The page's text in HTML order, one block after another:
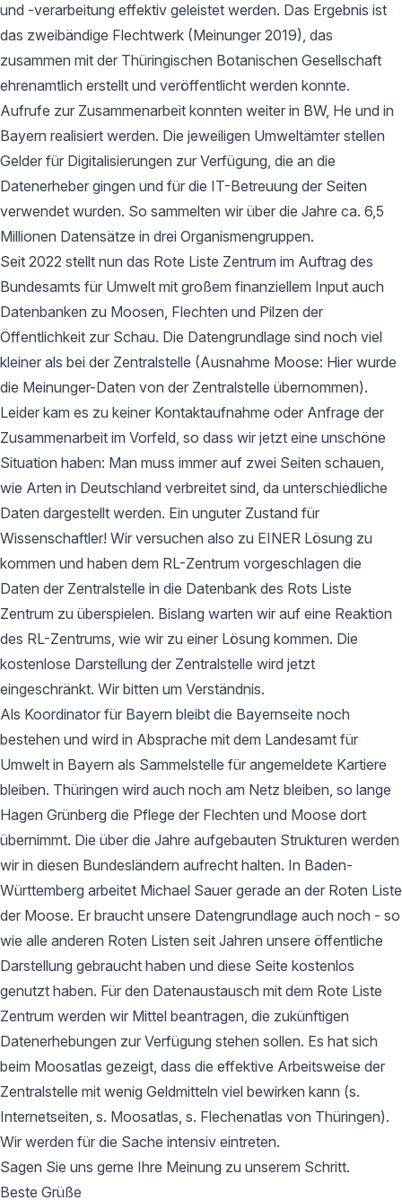
und -verarbeitung effektiv geleistet werden. Das Ergebnis ist
das zweibändige Flechtwerk (Meinunger 2019), das
zusammen mit der Thüringischen Botanischen Gesellschaft
ehrenamtlich erstellt und veröffentlicht werden konnte.
Aufrufe zur Zusammenarbeit konnten weiter in BW, He und in
Bayern realisiert werden. Die jeweiligen Umweltämter stellen
Gelder für Digitalisierungen zur Verfügung, die an die
Datenerheber gingen und für die IT-Betreuung der Seiten
verwendet wurden. So sammelten wir über die Jahre ca. 6,5
Millionen Datensätze in drei Organismengruppen.
Seit 2022 stellt nun das Rote Liste Zentrum im Auftrag des
Bundesamts für Umwelt mit großem finanziellem Input auch
Datenbanken zu Moosen, Flechten und Pilzen der
Öffentlichkeit zur Schau. Die Datengrundlage sind noch viel
kleiner als bei der Zentralstelle (Ausnahme Moose: Hier wurde
die Meinunger-Daten von der Zentralstelle übernommen).
Leider kam es zu keiner Kontaktaufnahme oder Anfrage der
Zusammenarbeit im Vorfeld, so dass wir jetzt eine unschöne
Situation haben: Man muss immer auf zwei Seiten schauen,
wie Arten in Deutschland verbreitet sind, da unterschiedliche
Daten dargestellt werden. Ein unguter Zustand für
Wissenschaftler! Wir versuchen also zu EINER Lösung zu
kommen und haben dem RL-Zentrum vorgeschlagen die
Daten der Zentralstelle in die Datenbank des Rots Liste
Zentrum zu überspielen. Bislang warten wir auf eine Reaktion
des RL-Zentrums, wie wir zu einer Lösung kommen. Die
kostenlose Darstellung der Zentralstelle wird jetzt
eingeschränkt. Wir bitten um Verständnis.
Als Koordinator für Bayern bleibt die Bayernseite noch
bestehen und wird in Absprache mit dem Landesamt für
Umwelt in Bayern als Sammelstelle für angemeldete Kartiere
bleiben. Thüringen wird auch noch am Netz bleiben, so lange
Hagen Grünberg die Pflege der Flechten und Moose dort
übernimmt. Die über die Jahre aufgebauten Strukturen werden
wir in diesen Bundesländern aufrecht halten. In Baden-
Württemberg arbeitet Michael Sauer gerade an der Roten Liste
der Moose. Er braucht unsere Datengrundlage auch noch - so
wie alle anderen Roten Listen seit Jahren unsere öffentliche
Darstellung gebraucht haben und diese Seite kostenlos
genutzt haben. Für den Datenaustausch mit dem Rote Liste
Zentrum werden wir Mittel beantragen, die zukünftigen
Datenerhebungen zur Verfügung stehen sollen. Es hat sich
beim Moosatlas gezeigt, dass die effektive Arbeitsweise der
Zentralstelle mit wenig Geldmitteln viel bewirken kann (s.
Internetseiten, s. Moosatlas, s. Flechenatlas von Thüringen).
Wir werden für die Sache intensiv eintreten.
Sagen Sie uns gerne Ihre Meinung zu unserem Schritt.
Beste Grüße